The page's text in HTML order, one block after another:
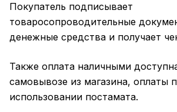
Покупатель подписывает
товаросопроводительные
денежные средства и получает
Также оплата наличными
самовывозе из магазина, оплаты
использовании постамата.